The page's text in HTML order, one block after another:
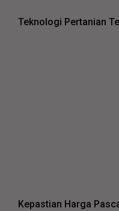
Teknologi Pertanian
Kepastian Harga